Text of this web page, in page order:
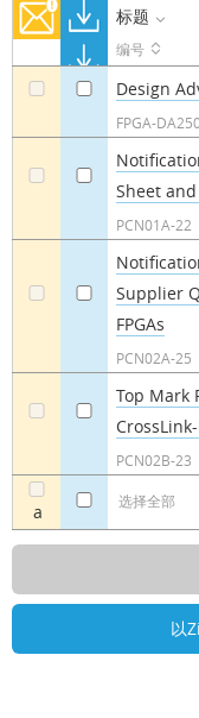
标题
编号
a 选择全部
Design
FPGA-
Sheet
PCN01A-22
Supplier
FPGAs
PCN02A-25
Top Mark
PCN02B-23